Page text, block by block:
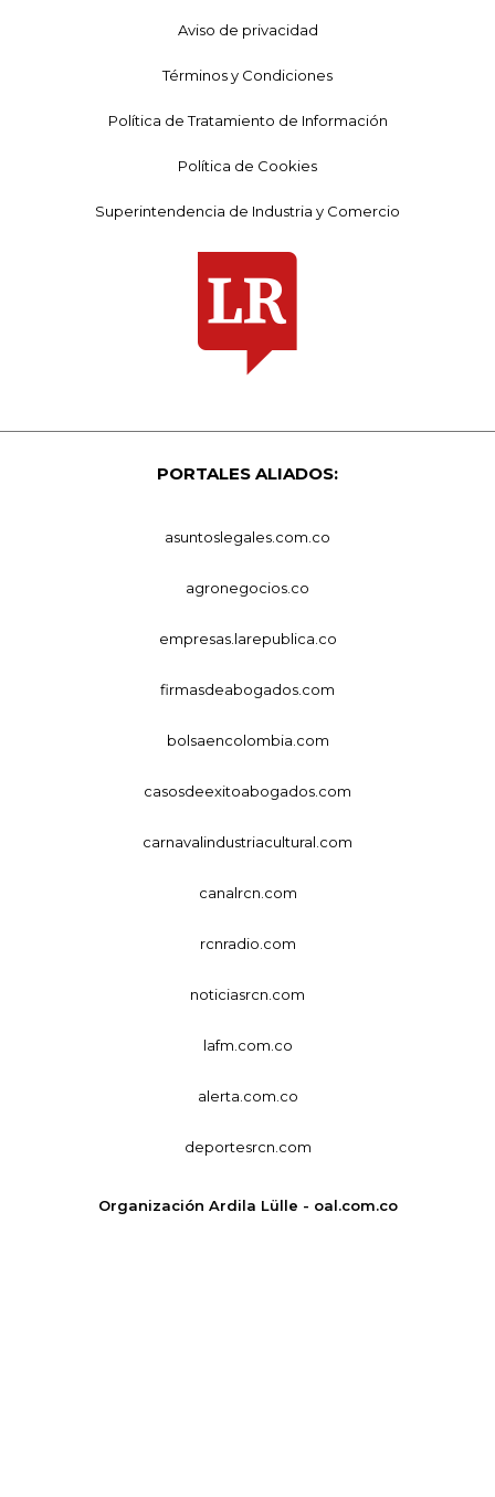
Aviso de privacidad
Términos y Condiciones
Política de Tratamiento de Información
Política de Cookies
Superintendencia de Industria y Comercio
PORTALES ALIADOS:
asuntoslegales.com.co
agronegocios.co
empresas.larepublica.co
firmasdeabogados.com
bolsaencolombia.com
casosdeexitoabogados.com
carnavalindustriacultural.com
canalrcn.com
rcnradio.com
noticiasrcn.com
lafm.com.co
alerta.com.co
deportesrcn.com
Organización Ardila Lülle - oal.com.co